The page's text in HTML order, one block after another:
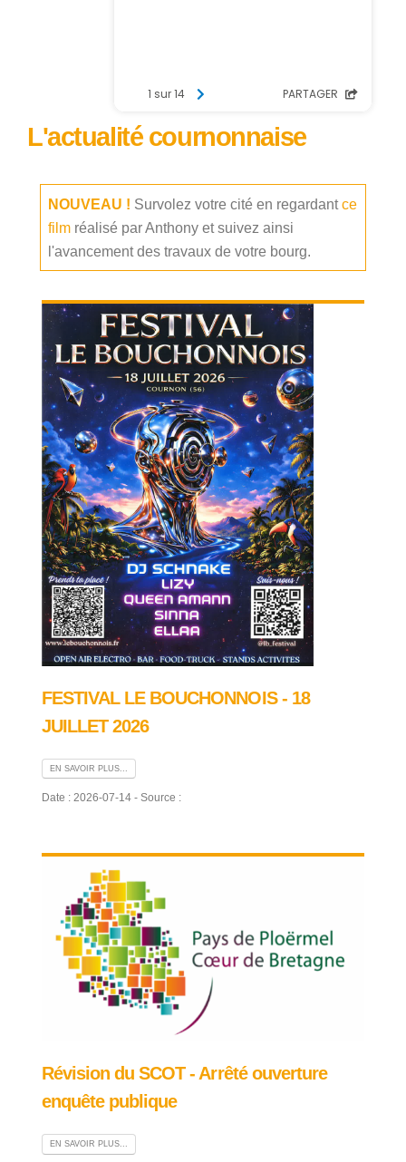
L'actualité cournonnaise
NOUVEAU ! Survolez votre cité en regardantce
film réalisé par Anthony et suivez ainsi
l'avancement des travaux de votre bourg.
FESTIVAL LE BOUCHONNOIS - 18
JUILLET 2026
EN SAVOIR PLUS...
Date : 2026-07-14 - Source :
Révision du SCOT - Arrêté ouverture
enquête publique
EN SAVOIR PLUS...